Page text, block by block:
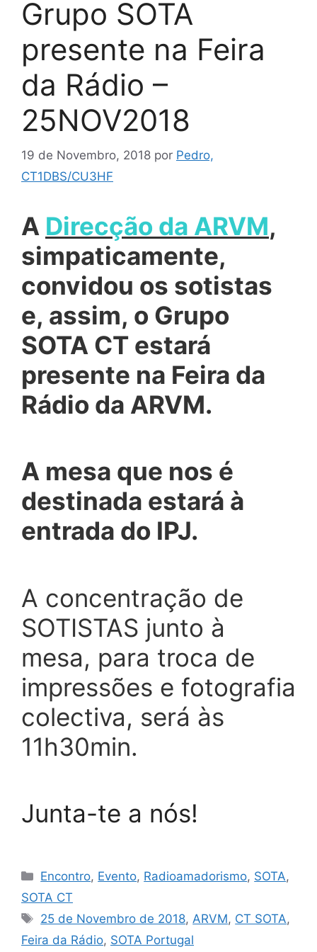
Grupo SOTA
presente na Feira
da Rádio –
25NOV2018
19 de Novembro, 2018 por Pedro,
CT1DBS/CU3HF
A Direcção da ARVM,
simpaticamente,
convidou os sotistas
e, assim, o Grupo
SOTA CT estará
presente na Feira da
Rádio da ARVM.
A mesa que nos é
destinada estará à
entrada do IPJ.
A concentração de
SOTISTAS junto à
mesa, para troca de
impressões e fotografia
colectiva, será às
11h30min.
Junta-te a nós!
Categorias
Encontro, Evento, Radioamadorismo, SOTA,
SOTA CT
Etiquetas
25 de Novembro de 2018, ARVM, CT SOTA,
Feira da Rádio, SOTA Portugal